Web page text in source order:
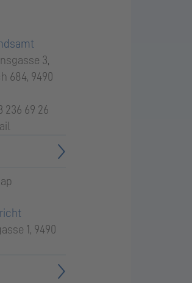
3,
684, 9490
236 69 26
1, 9490